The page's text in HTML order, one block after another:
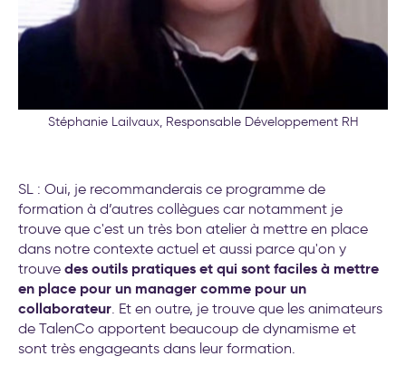
Stéphanie Lailvaux, Responsable Développement RH
SL : Oui, je recommanderais ce programme de
formation à d’autres collègues car notamment je
trouve que c'est un très bon atelier à mettre en place
dans notre contexte actuel et aussi parce qu'on y
trouve des outils pratiques et qui sont faciles à mettre
en place pour un manager comme pour un
collaborateur. Et en outre, je trouve que les animateurs
de TalenCo apportent beaucoup de dynamisme et
sont très engageants dans leur formation.